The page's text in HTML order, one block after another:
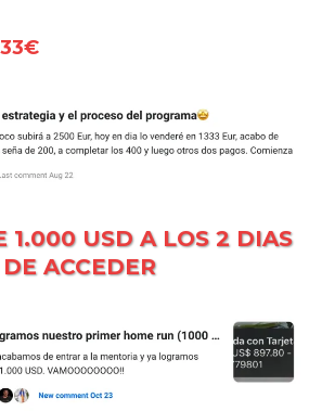
1.000 USD A LOS 2 DIAS
DE ACCEDER